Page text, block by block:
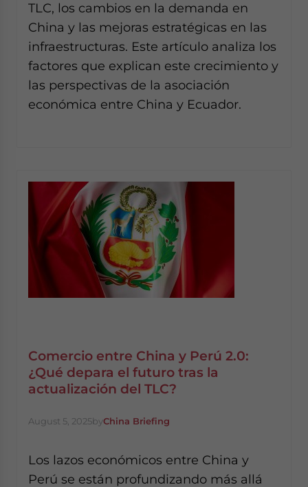
TLC, los cambios en la demanda en
China y las mejoras estratégicas en las
infraestructuras. Este artículo analiza los
factores que explican este crecimiento y
las perspectivas de la asociación
económica entre China y Ecuador.
Comercio entre China y Perú 2.0:
¿Qué depara el futuro tras la
actualización del TLC?
August 5, 2025byChina Briefing
Los lazos económicos entre China y
Perú se están profundizando más allá